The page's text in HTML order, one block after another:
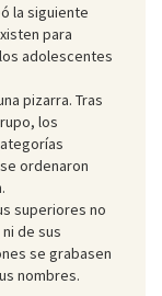
la siguiente
para
adolescentes
pizarra. Tras
los
ordenaron
superiores no
de sus
se grabasen
nombres.